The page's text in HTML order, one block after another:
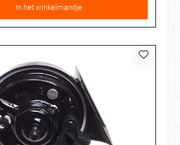
In het winkelmandje